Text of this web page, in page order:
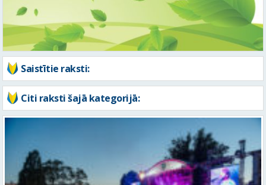
Saistītie raksti:
Citi raksti šajā kategorijā: